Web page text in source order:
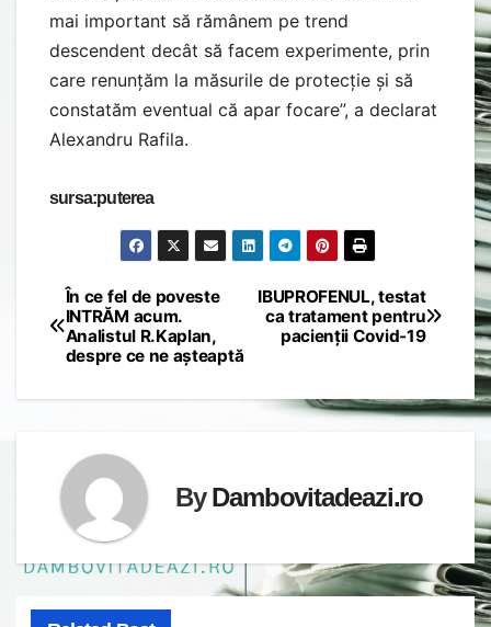
mai important să rămânem pe trend
descendent decât să facem experimente, prin
care renunțăm la măsurile de protecție și să
constatăm eventual că apar focare”, a declarat
Alexandru Rafila.
sursa:puterea
Post
navigation
IBUPROFENUL, testat
ca tratament pentru
pacienții Covid-19
În ce fel de poveste
INTRĂM acum.
Analistul R.Kaplan,
despre ce ne așteaptă
ByDambovitadeazi.ro